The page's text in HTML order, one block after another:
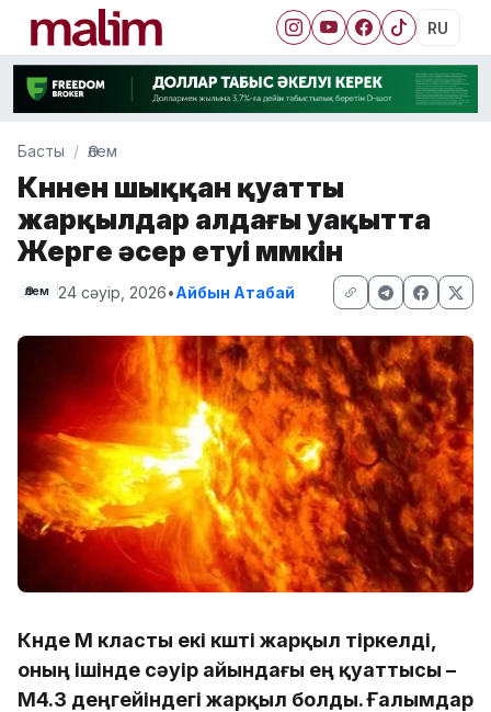
RU
Басты Әлем
Күннен шыққан қуатты
жарқылдар алдағы уақытта
Жерге әсер етуі мүмкін
Әлем 24 сәуір, 2026•Айбын Атабай
Күнде М класты екі күшті жарқыл тіркелді,
оның ішінде сәуір айындағы ең қуаттысы –
М4.3 деңгейіндегі жарқыл болды. Ғалымдар